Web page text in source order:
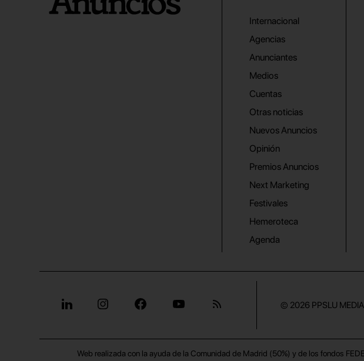
Internacional
Agencias
Anunciantes
Medios
Cuentas
Otras noticias
Nuevos Anuncios
Opinión
Premios Anuncios
Next Marketing
Festivales
Hemeroteca
Agenda
© 2026 PPSLU
Web realizada con la ayuda de la Comunidad de Madrid (50%) y de los fondos